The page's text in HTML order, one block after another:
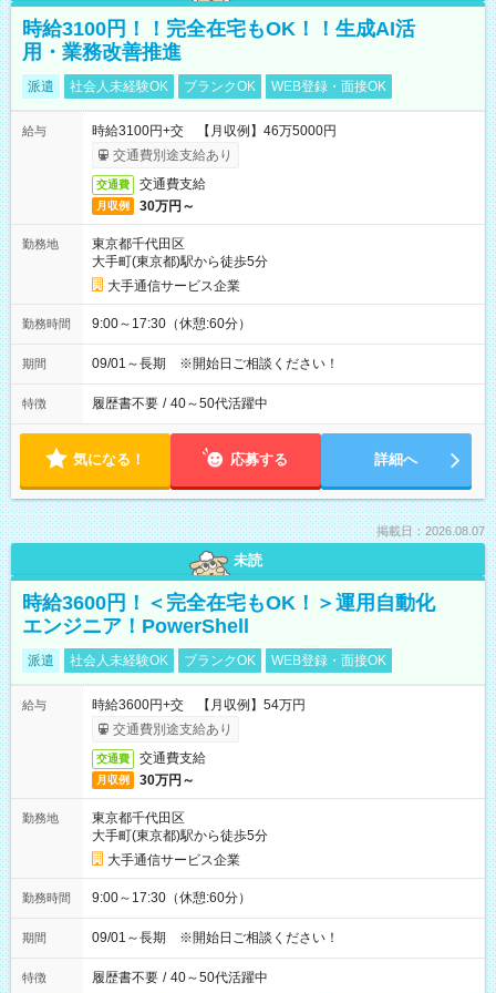
時給3100円！！完全在宅もOK！！生成AI活
用・業務改善推進
派遣 社会人未経験OK ブランクOK WEB登録・面接OK
給与
時給3100円+交 【月収例】46万5000円
交通費別途支給あり
交通費 交通費支給
月収例 30万円～
勤務地
東京都千代田区
大手町(東京都)駅から徒歩5分
大手通信サービス企業
勤務時間 9:00～17:30（休憩:60分）
期間 09/01～長期 ※開始日ご相談ください！
特徴 履歴書不要 / 40～50代活躍中
気になる！ 応募する 詳細へ
掲載日：2026.08.07
未読
時給3600円！＜完全在宅もOK！＞運用自動化
エンジニア！PowerShell
派遣 社会人未経験OK ブランクOK WEB登録・面接OK
給与
時給3600円+交 【月収例】54万円
交通費別途支給あり
交通費 交通費支給
月収例 30万円～
勤務地
東京都千代田区
大手町(東京都)駅から徒歩5分
大手通信サービス企業
勤務時間 9:00～17:30（休憩:60分）
期間 09/01～長期 ※開始日ご相談ください！
特徴 履歴書不要 / 40～50代活躍中